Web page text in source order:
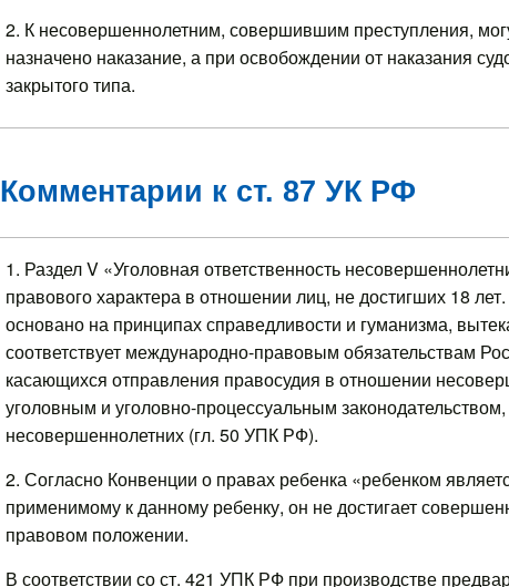
2. К несовершеннолетним, совершившим преступления,
назначено наказание, а при освобождении от наказания
закрытого типа.
Комментарии к ст. 87 УК РФ
1. Раздел V «Уголовная ответственность
правового характера в отношении лиц, не достигших 18
основано на принципах справедливости и гуманизма,
соответствует международно-правовым обязательствам
касающихся отправления правосудия в отношении
уголовным и уголовно-процессуальным
несовершеннолетних (гл. 50 УПК РФ).
2. Согласно Конвенции о правах ребенка «ребенком
применимому к данному ребенку, он не достигает
правовом положении.
В соответствии со ст. 421 УПК РФ при производстве